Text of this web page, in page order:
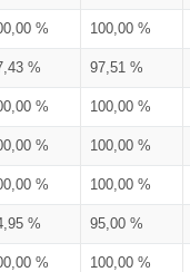
% 100,00 %
% 97,51 %
% 100,00 %
% 100,00 %
% 100,00 %
% 95,00 %
% 100,00 %